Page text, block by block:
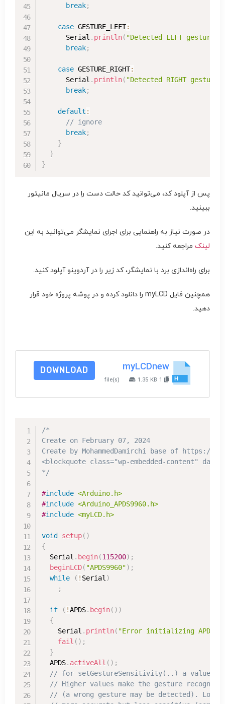
break;
case GESTURE_LEFT:
      Serial
. println( "Detected LEFT gesture"
break;
case GESTURE_RIGHT:
      Serial
. println( "Detected RIGHT gesture"
break;
default :
// ignore
break;
}
}
}
پس از آپلود کد، می‌توانید کد حالت دست را در سریال مانیتور
ببینید.
در صورت نیاز به راهنمایی برای اجرای نمایشگر می‌توانید به این
لینک مراجعه کنید.
برای راه‌اندازی برد با نمایشگر، کد زیر را در آردوینو آپلود کنید.
همچنین فایل myLCD را دانلود کرده و در پوشه پروژه خود قرار
دهید.
myLCDnew
1.35 KB
DOWNLOAD
/*
Create on February 07, 2024
Create by MohammedDamirchi base of https://
<blockquote class="wp-embedded-content"
*/
#include <Arduino.h>
#include <Arduino_APDS9960.h>
#include <myLCD.h>
void setup( )
{
  Serial
. begin(115200) ;
beginLCD( "APDS9960") ;
while
( ! Serial )
;
if ( !APDS. begin( ) )
{
    Serial
. println( "Error initializing APDS-
fail ( ) ;
}
  APDS
. activeAll ( ) ;
// for setGestureSensitivity(..) a value
// Higher values make the gesture
// (a wrong gesture may be detected).